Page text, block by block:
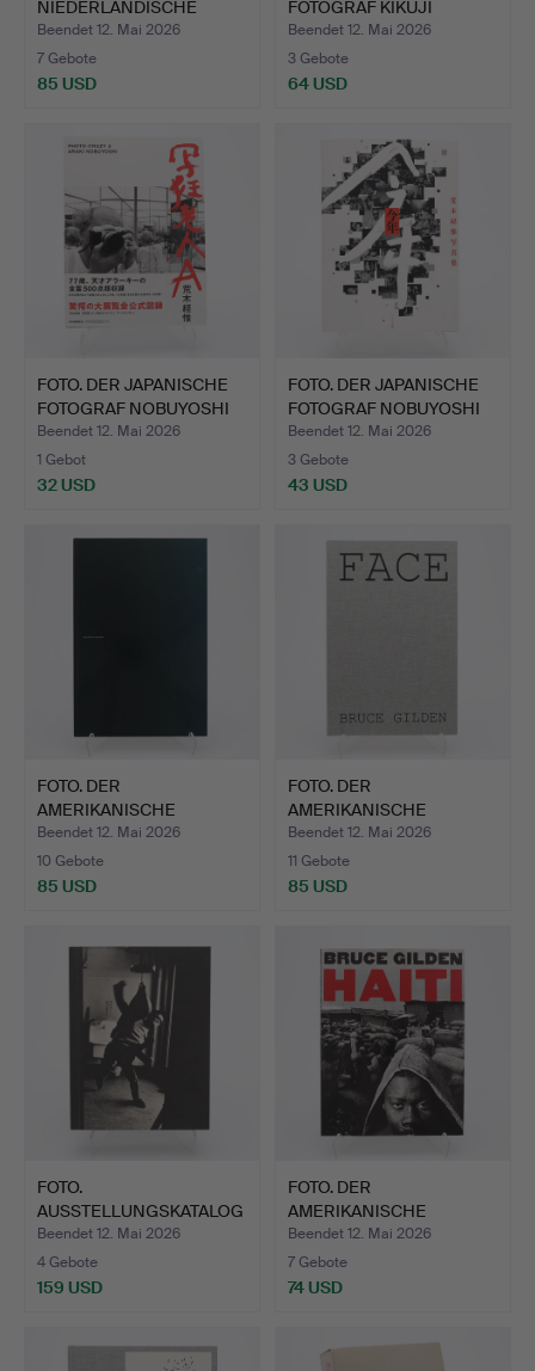
NIEDERLÄNDISCHE
FOTOGRAFIN BERTI…
Beendet 12. Mai 2026
7 Gebote
85 USD
FOTOGRAF KIKUJI
KAWAD…
Beendet 12. Mai 2026
3 Gebote
64 USD
FOTO. DER JAPANISCHE
FOTOGRAF NOBUYOSHI
AR…
Beendet 12. Mai 2026
1 Gebot
32 USD
FOTO. DER JAPANISCHE
FOTOGRAF NOBUYOSHI
AR…
Beendet 12. Mai 2026
3 Gebote
43 USD
FOTO. DER
AMERIKANISCHE
FOTOGRAF BRUCE GIL…
Beendet 12. Mai 2026
10 Gebote
85 USD
FOTO. DER
AMERIKANISCHE
FOTOGRAF BRUCE GIL…
Beendet 12. Mai 2026
11 Gebote
85 USD
FOTO.
AUSSTELLUNGSKATALOG
"PROVOKE: BETWEE…
Beendet 12. Mai 2026
4 Gebote
159 USD
FOTO. DER
AMERIKANISCHE
FOTOGRAF BRUCE GIL…
Beendet 12. Mai 2026
7 Gebote
74 USD